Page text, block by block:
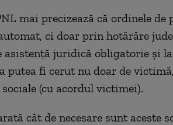
mai precizează că ordinele
ci doar prin hotărâre
asistență juridică obligatorie și
putea fi cerut nu doar de
(cu acordul victimei).
cât de necesare sunt aceste